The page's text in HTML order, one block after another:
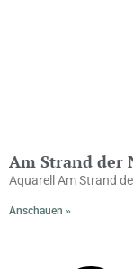
Am Strand der
Aquarell Am Strand
Anschauen »